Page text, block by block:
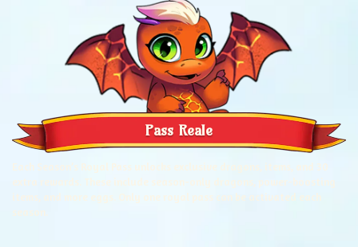
Pass Reale
Each Season’s Royal Pass unlocks exclusive dragons, items, and 30
extra rewards. These include season-only dragons, power-boosting
items, and more eggs. Only one royal pass can be activated each
season.